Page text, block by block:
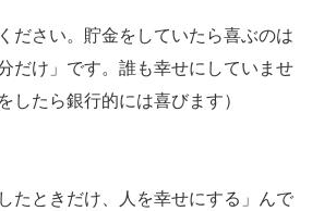
ださい。貯金をしていたら喜ぶのは
だけ」です。誰も幸せにしていませ
したら銀行的には喜びます）
たときだけ、人を幸せにする」んで